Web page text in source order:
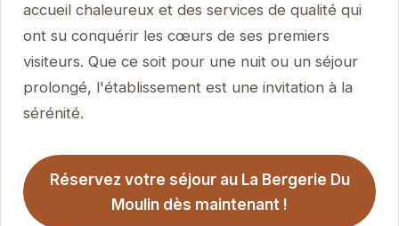
accueil chaleureux et des services de qualité qui
ont su conquérir les cœurs de ses premiers
visiteurs. Que ce soit pour une nuit ou un séjour
prolongé, l'établissement est une invitation à la
sérénité.
Réservez votre séjour au La Bergerie Du
Moulin dès maintenant !